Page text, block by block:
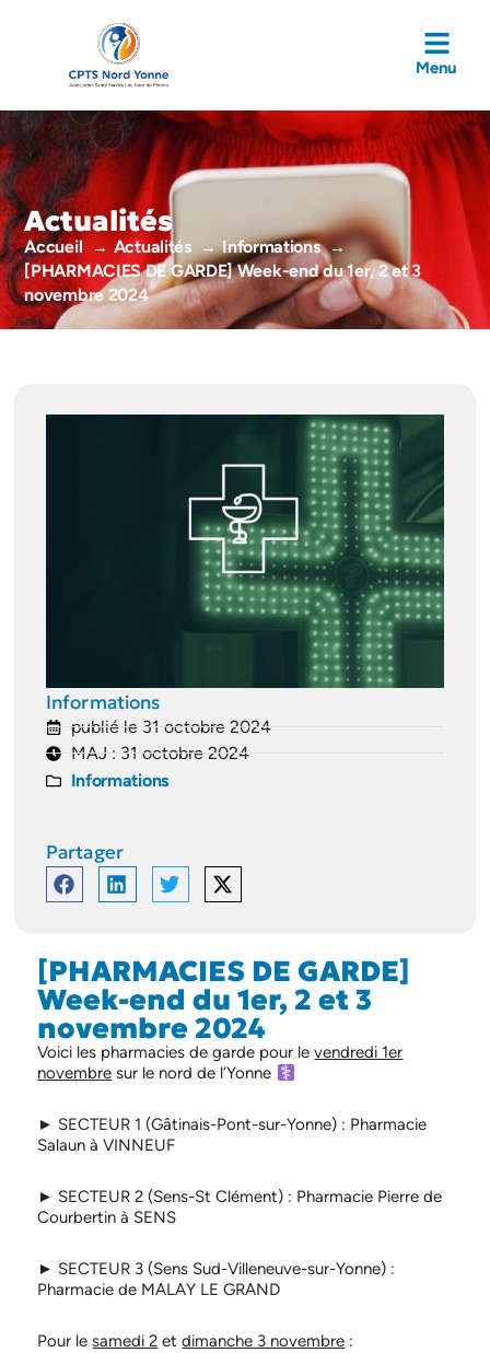
Menu
Actualités
Accueil Actualités
Informations
[PHARMACIES DE GARDE] Week-end du 1er, 2 et 3
novembre 2024
Informations
publié le 31 octobre 2024
MAJ : 31 octobre 2024
Informations
Partager
[PHARMACIES DE GARDE]
Week-end du 1er, 2 et 3
novembre 2024
Voici les pharmacies de garde pour levendredi 1er
novembre sur le nord de l’Yonne
► SECTEUR 1 (Gâtinais-Pont-sur-Yonne) : Pharmacie
Salaun à VINNEUF
► SECTEUR 2 (Sens-St Clément) : Pharmacie Pierre de
Courbertin à SENS
► SECTEUR 3 (Sens Sud-Villeneuve-sur-Yonne) :
Pharmacie de MALAY LE GRAND
Pour lesamedi 2 etdimanche 3 novembre :